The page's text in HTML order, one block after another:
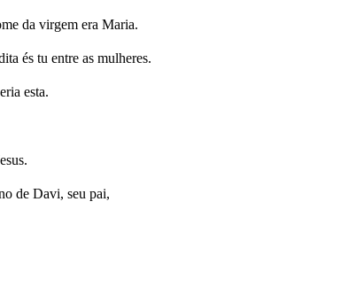
da virgem era Maria.
és tu entre as mulheres.
esta.
de Davi, seu pai,